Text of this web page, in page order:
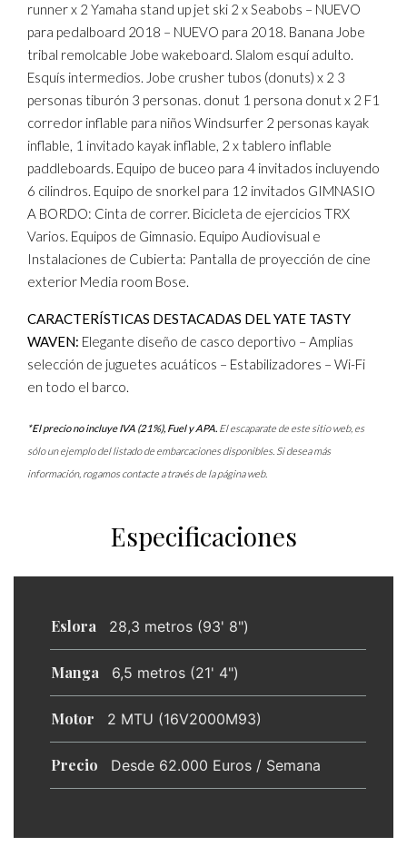
runner x 2 Yamaha stand up jet ski 2 x Seabobs – NUEVO
para pedalboard 2018 – NUEVO para 2018. Banana Jobe
tribal remolcable Jobe wakeboard. Slalom esquí adulto.
Esquís intermedios. Jobe crusher tubos (donuts) x 2 3
personas tiburón 3 personas. donut 1 persona donut x 2 F1
corredor inflable para niños Windsurfer 2 personas kayak
inflable, 1 invitado kayak inflable, 2 x tablero inflable
paddleboards. Equipo de buceo para 4 invitados incluyendo
6 cilindros. Equipo de snorkel para 12 invitados GIMNASIO
A BORDO: Cinta de correr. Bicicleta de ejercicios TRX
Varios. Equipos de Gimnasio. Equipo Audiovisual e
Instalaciones de Cubierta: Pantalla de proyección de cine
exterior Media room Bose.
CARACTERÍSTICAS DESTACADAS DEL YATE TASTY
WAVEN: Elegante diseño de casco deportivo – Amplias
selección de juguetes acuáticos – Estabilizadores – Wi-Fi
en todo el barco.
*El precio no incluye IVA (21%), Fuel y APA. El escaparate de este sitio web, es
sólo un ejemplo del listado de embarcaciones disponibles. Si desea más
información, rogamos contacte a través de la página web.
Especificaciones
Eslora 28,3 metros (93' 8")
Manga 6,5 metros (21' 4")
Motor 2 MTU (16V2000M93)
Precio Desde 62.000 Euros / Semana